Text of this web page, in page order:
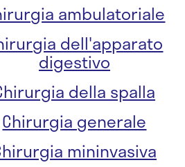
ambulatoriale
dell'apparato
digestivo
della spalla
Chirurgia generale
mininvasiva